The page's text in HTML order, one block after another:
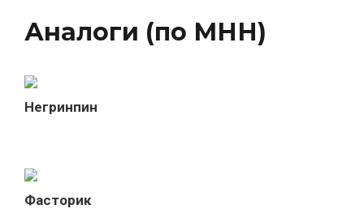
Аналоги (по МНН)
Негринпин
Фасторик